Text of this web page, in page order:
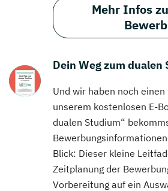
Mehr Infos
Dein Weg zum dualen
Und wir haben noch
unserem kostenlosen E-
dualen Studium“
Blick: Dieser kleine
Zeitplanung der
Vorbereitung auf ein